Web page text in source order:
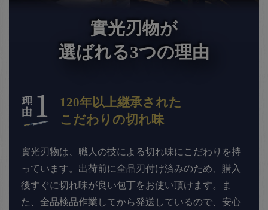
實光刃物が
選ばれる3つの理由
120年以上継承された
こだわりの切れ味
實光刃物は、職人の技による切れ味にこだわりを持
っています。出荷前に全品刃付け済みのため、購入
後すぐに切れ味が良い包丁をお使い頂けます。ま
た、全品検品作業してから発送しているので、安心